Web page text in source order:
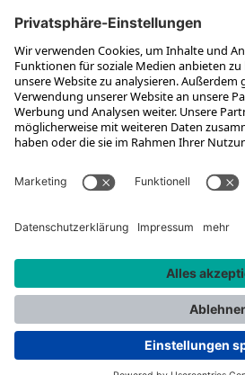
*Unverbindliche Preisempfehlung inkl.
VEG
Rotax Bike Technology